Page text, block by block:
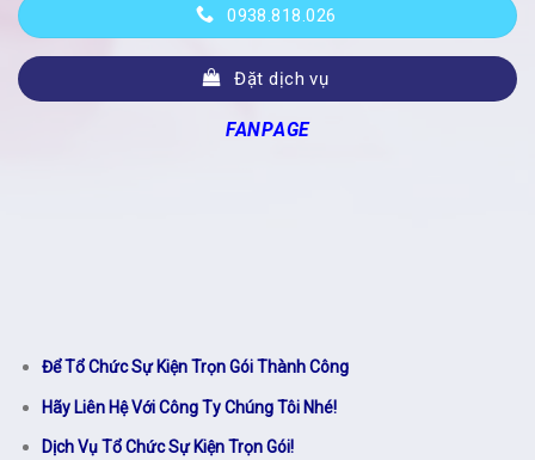
0938.818.026
Đặt dịch vụ
FANPAGE
Để Tổ Chức Sự Kiện Trọn Gói Thành Công
Hãy Liên Hệ Với Công Ty Chúng Tôi Nhé!
Dịch Vụ Tổ Chức Sự Kiện Trọn Gói!